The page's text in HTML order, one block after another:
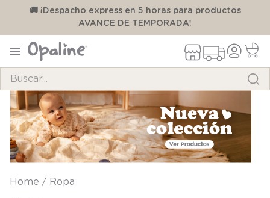
🚚 ¡Despacho express en 5 horas para productos
AVANCE DE TEMPORADA!
Ropa
TÉRMINOS MÁS BUSCADOS
1.
pijama
2.
calcetines
zapatillas